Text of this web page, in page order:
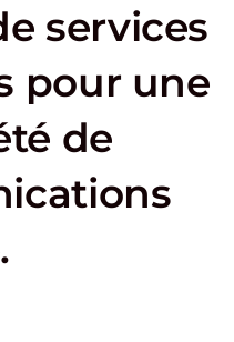
services
pour une
de